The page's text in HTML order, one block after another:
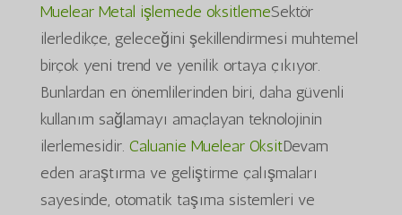
Muelear Metal işlemede oksitlemeSektör
ilerledikçe, geleceğini şekillendirmesi muhtemel
birçok yeni trend ve yenilik ortaya çıkıyor.
Bunlardan en önemlilerinden biri, daha güvenli
kullanım sağlamayı amaçlayan teknolojinin
ilerlemesidir. Caluanie Muelear OksitDevam
eden araştırma ve geliştirme çalışmaları
sayesinde, otomatik taşıma sistemleri ve